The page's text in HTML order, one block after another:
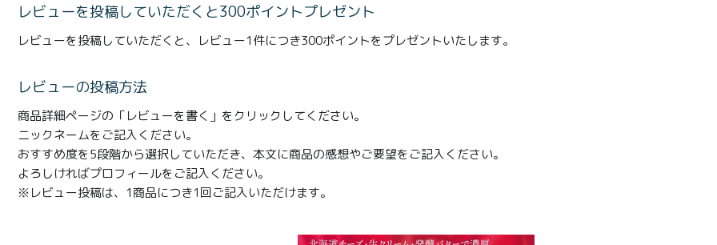
レビューを投稿していただくと300ポイントプレゼント
レビューを投稿していただくと、レビュー1件につき300ポイントをプレゼントいたします。
レビューの投稿方法
商品詳細ページの「レビューを書く」をクリックしてください。
ニックネームをご記入ください。
おすすめ度を5段階から選択していただき、本文に商品の感想やご要望をご記入ください。
よろしければプロフィールをご記入ください。
※レビュー投稿は、1商品につき1回ご記入いただけます。